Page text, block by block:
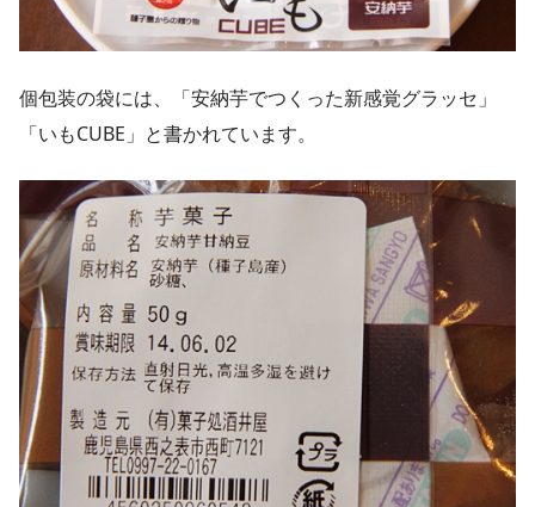
個包装の袋には、「安納芋でつくった新感覚グラッセ」
「いもCUBE」と書かれています。